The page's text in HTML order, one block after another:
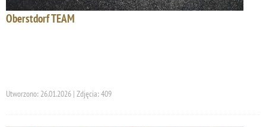
Oberstdorf TEAM
Utworzono: 26.01.2026 | Zdjęcia: 409